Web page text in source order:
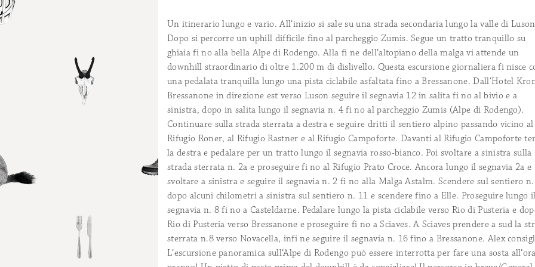
Rooftop-Wellness & Day Spa
Rilassarsi sopra i tetti di Bressanone e
quotidiano.più dettagli >>
Your Business is Our Business
Proprio nel centro storico di Bressanone,
straordinaria. E’ divertente partecipare a
più dettagli >>
Informazioni dalla A alla Z
Ancora qualche dubbio? Possiamo
dettagli >>
Smart Pay
Per versare la caparra online in pochi
Sera: À la Carte & Pizza
Far decantare dolcemente una giornata
in un’atmosfera speciale.più dettagli >>
Aperitivo
Per un’occasione speciale, o anche senza
particolare… yeah! Aperitivo time!
più
Tipi da bici
Siamo la destinazione giusta per
dettagli >>
Alex’ favourite tours
Segui i miei consigli, non te ne pentirai.
Un itinerario lungo e vario. All‘inizio si sale su una strada secondaria lungo la valle di
Dopo si percorre un uphill difficile fino al parcheggio Zumis. Segue un tratto tranquillo su
ghiaia fi no alla bella Alpe di Rodengo. Alla fi ne dell‘altopiano della malga vi attende un
downhill straordinario di oltre 1.200 m di dislivello. Questa escursione giornaliera fi nisce
una pedalata tranquilla lungo una pista ciclabile asfaltata fino a Bressanone. Dall‘Hotel
Bressanone in direzione est verso Luson seguire il segnavia 12 in salita fi no al bivio e a
sinistra, dopo in salita lungo il segnavia n. 4 fi no al parcheggio Zumis (Alpe di Rodengo).
Continuare sulla strada sterrata a destra e seguire dritti il sentiero alpino passando vicino al
Rifugio Roner, al Rifugio Rastner e al Rifugio Campoforte. Davanti al Rifugio Campoforte
la destra e pedalare per un tratto lungo il segnavia rosso-bianco. Poi svoltare a sinistra sulla
strada sterrata n. 2a e proseguire fi no al Rifugio Prato Croce. Ancora lungo il segnavia 2a e
svoltare a sinistra e seguire il segnavia n. 2 fi no alla Malga Astalm. Scendere sul sentiero
dopo alcuni chilometri a sinistra sul sentiero n. 11 e scendere fino a Elle. Proseguire lungo il
segnavia n. 8 fi no a Casteldarne. Pedalare lungo la pista ciclabile verso Rio di Pusteria e
Rio di Pusteria verso Bressanone e proseguire fi no a Sciaves. A Sciaves prendere a sud la
sterrata n.8 verso Novacella, infi ne seguire il segnavia n. 16 fino a Bressanone. Alex
L‘escursione panoramica sull‘Alpe di Rodengo può essere interrotta per fare una sosta